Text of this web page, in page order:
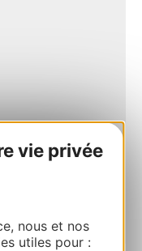
vie privée
nous et nos
utiles pour :